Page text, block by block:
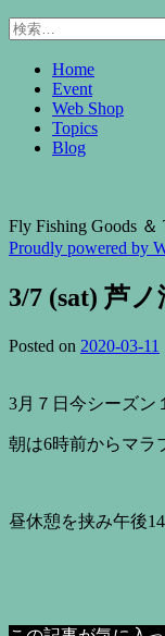
検
Home
Event
Web Shop
Topics
Blog
Fly Fishing Goods
Proudly powered by
3/7 (sat) 芦
Posted on 2020-03-11
3月７日今シーズン
朝は6時前からマラ
昼休憩を挟み午後